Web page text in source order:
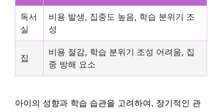
독서
실
비용 발생, 집중도 높음, 학습 분위기 조
성
집
비용 절감, 학습 분위기 조성 어려움, 집
중 방해 요소
아이의 성향과 학습 습관을 고려하여, 장기적인 관